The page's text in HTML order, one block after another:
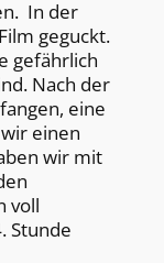
In der
geguckt.
gefährlich
Nach der
eine
einen
wir mit
voll
Stunde